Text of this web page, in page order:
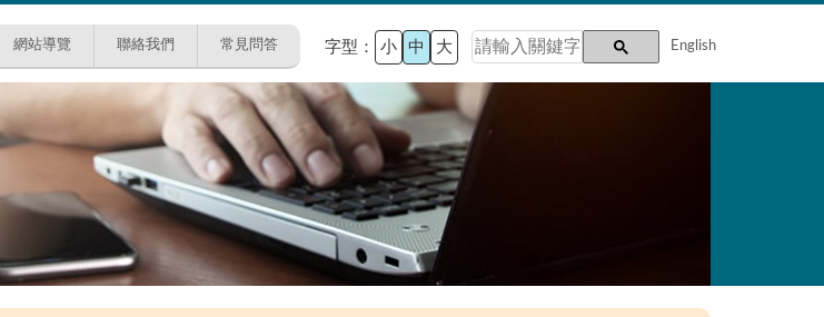
網站導覽 聯絡我們 常見問答 字型： 小 中 大 English